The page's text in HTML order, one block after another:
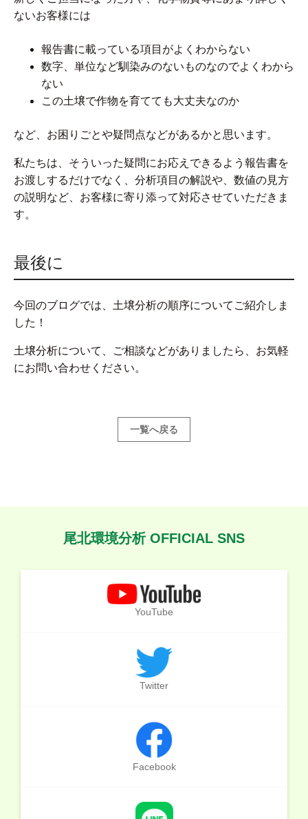
ないお客様には
報告書に載っている項目がよくわからない
数字、単位など馴染みのないものなのでよくわから
ない
この土壌で作物を育てても大丈夫なのか
など、お困りごとや疑問点などがあるかと思います。
私たちは、そういった疑問にお応えできるよう報告書を
お渡しするだけでなく、分析項目の解説や、数値の見方
の説明など、お客様に寄り添って対応させていただきま
す。
最後に
今回のブログでは、土壌分析の順序についてご紹介しま
した！
土壌分析について、ご相談などがありましたら、お気軽
にお問い合わせください。
一覧へ戻る
尾北環境分析 OFFICIAL SNS
YouTube
Twitter
Facebook